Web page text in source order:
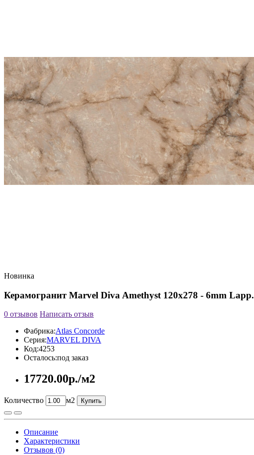
Новинка
Керамогранит Marvel Diva Amethyst 120х278 - 6mm Lapp.
0 отзывов Написать отзыв
Фабрика:Atlas Concorde
Серия:MARVEL DIVA
Код:4253
Осталось:под заказ
17720.00р./м2
Количество м2 Купить
Описание
Характеристики
Отзывов (0)